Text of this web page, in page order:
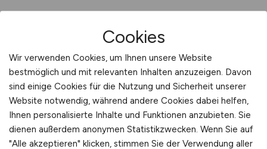
Junge Bewerber gezielt
ansprechen
Junge Bewerber im Baugewerbe zu erreichen,
ist kein Zufallsprodukt – es ist das Ergebnis
Cookies
Wir verwenden Cookies, um Ihnen unsere Website
bestmöglich und mit relevanten Inhalten anzuzeigen. Davon
sind einige Cookies für die Nutzung und Sicherheit unserer
Website notwendig, während andere Cookies dabei helfen,
Ihnen personalisierte Inhalte und Funktionen anzubieten. Sie
dienen außerdem anonymen Statistikzwecken. Wenn Sie auf
"Alle akzeptieren" klicken, stimmen Sie der Verwendung aller